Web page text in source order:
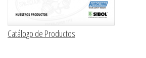
Catálogo de Productos